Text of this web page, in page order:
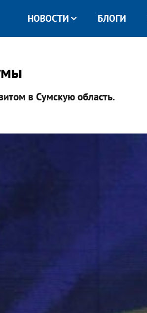
НОВОСТИ БЛОГИ
в Сумскую область.